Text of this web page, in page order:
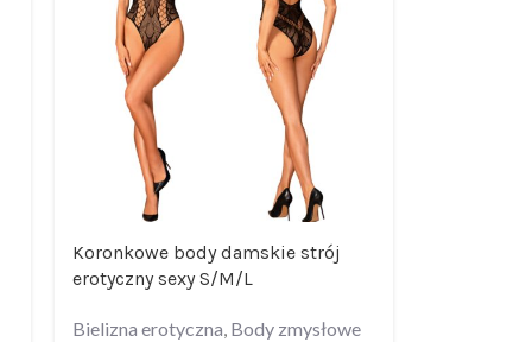
Koronkowe body damskie strój
erotyczny sexy S/M/L
Bielizna erotyczna, Body zmysłowe